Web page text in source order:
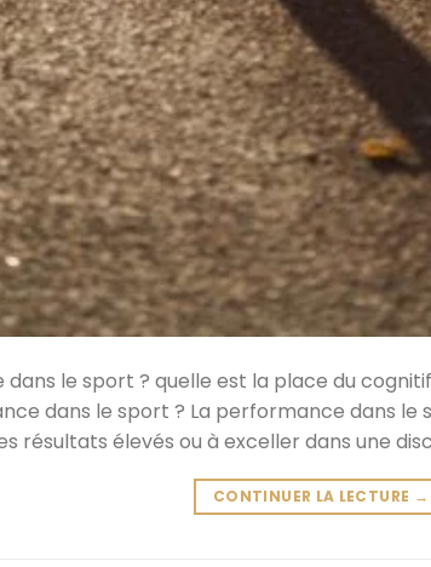
dans le sport ? quelle est la place du
dans le sport ? La performance dans
résultats élevés ou à exceller dans une
CONTINUER LA LECTURE →